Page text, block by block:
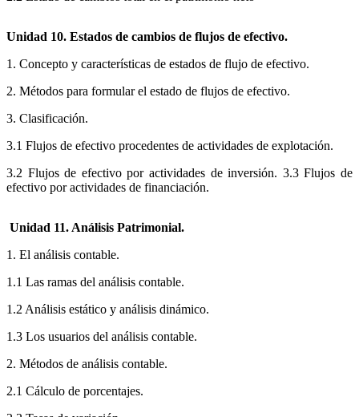
Unidad 10. Estados de cambios de flujos de efectivo.
1. Concepto y características de estados de flujo de efectivo.
2. Métodos para formular el estado de flujos de efectivo.
3. Clasificación.
3.1 Flujos de efectivo procedentes de actividades de explotación.
3.2 Flujos de efectivo por actividades de inversión. 3.3 Flujos de
efectivo por actividades de financiación.
Unidad 11. Análisis Patrimonial.
1. El análisis contable.
1.1 Las ramas del análisis contable.
1.2 Análisis estático y análisis dinámico.
1.3 Los usuarios del análisis contable.
2. Métodos de análisis contable.
2.1 Cálculo de porcentajes.